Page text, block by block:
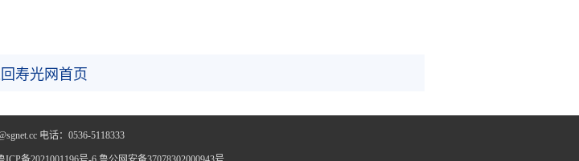
寿光网首页
电话：0536-5118333